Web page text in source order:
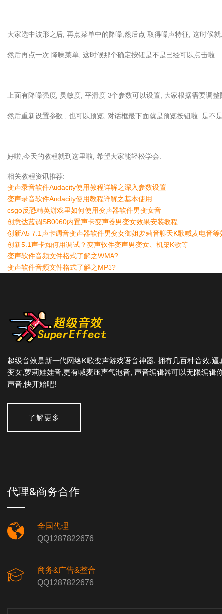
大家选中波形之后, 再点菜单中的降噪,然后点 取得噪声特征, 这时候
然后再点一次 降噪菜单, 这时候那个确定按钮是不是已经可以点击啦.
上面有降噪强度, 灵敏度, 平滑度 3个参数可以设置, 大家根据需要调
然后重新设置参数 , 也可以预览, 对话框最下面就是预览按钮啦. 是不
好啦,今天的教程就到这里啦, 希望大家能轻松学会.
相关教程资讯推荐:
变声录音软件Audacity使用教程详解之深入参数设置
变声录音软件Audacity使用教程详解之基本使用
csgo反恐精英游戏里如何使用变声器软件男变女音
创意达蓝调SB0060内置声卡变声器男变女效果安装教程
创新A5 7.1声卡调音变声器软件男变女御姐萝莉音聊天K歌喊麦电音等
创新5.1声卡如何用调试？变声软件变声男变女、机架K歌等
变声软件音频文件格式了解之WMA?
变声软件音频文件格式了解之MP3?
超级音效是新一代网络K歌变声游戏语音神器, 拥有几百种音效,逼
变女,萝莉娃娃音,更有喊麦压声气泡音, 声音编辑器可以无限编辑
声音,快开始吧!
了解更多
代理&商务合作
全国代理
QQ1287822676
商务&广告&整合
QQ1287822676